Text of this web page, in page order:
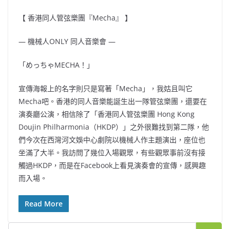
【 香港同人管弦樂團『Mecha』 】
— 機械人ONLY 同人音樂會 —
「めっちゃMECHA！」
宣傳海報上的名字則只是寫著「Mecha」，我姑且叫它
Mecha吧。香港的同人音樂能誕生出一隊管弦樂團，還要在
演奏廳公演，相信除了「香港同人管弦樂團 Hong Kong
Doujin Philharmonia（HKDP）」之外很難找到第二隊，他
們今次在西灣河文娛中心劇院以機械人作主題演出，座位也
坐滿了大半。我訪問了幾位入場觀眾，有些觀眾事前沒有接
觸過HKDP，而是在Facebook上看見演奏會的宣傳，感興趣
而入場。
Read More